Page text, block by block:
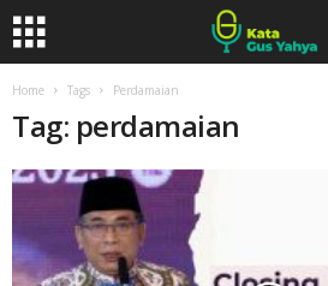
Home Tags Perdamaian
Tag: perdamaian